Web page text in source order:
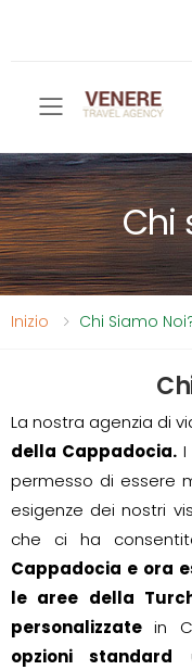
Chi
Inizio Chi Siamo
La nostra agenzia di
della Cappadocia.
permesso di essere
esigenze dei nostri
che ci ha
Cappadocia e ora
le aree della
personalizzate in
opzioni standard